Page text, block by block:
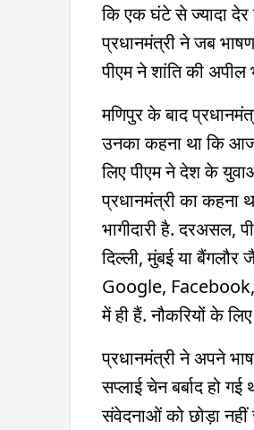
कि एक घंटे से ज्यादा
प्रधानमंत्री ने जब
पीएम ने शांति की
मणिपुर के बाद
उनका कहना था कि आज
लिए पीएम ने देश के
प्रधानमंत्री का कहना
भागीदारी है. दरअसल,
दिल्ली, मुंबई या
Google, Facebook,
में ही हैं. नौकरियों के
प्रधानमंत्री ने अपने
सप्लाई चेन बर्बाद हो
संवेदनाओं को छोड़ा